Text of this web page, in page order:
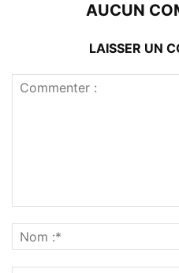
AUCUN
LAISSER UN